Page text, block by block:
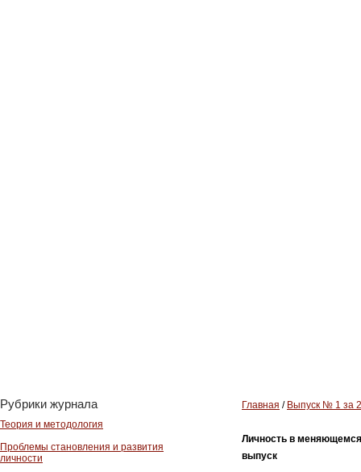
Рубрики журнала
Теория и методология
Проблемы становления и развития
личности
Главная / Выпуск № 1 за
Личность в
выпуск